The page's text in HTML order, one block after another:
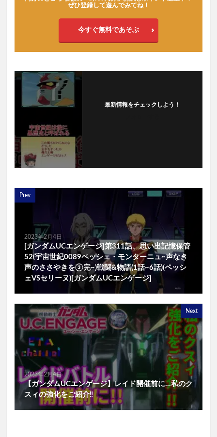
ぜひ登録して遊んでみてね！
今すぐ無料であそぶ
最新情報をチェックしよう！
Prev
2023年2月4日
[ガンダムUCエンゲージ]第311話、思い出記憶保管
52(宇宙世紀0089ペッシェ・モンターニュ~声なき
声のささやきを③完~)戦闘&物語(1話~6話)(ペッシ
ェVSセリーヌ)[ガンダムUCエンゲージ]
Next
2023年2月4日
【ガンダムUCエンゲージ】レイド開催前に…私のク
スィの強化をご紹介‼️